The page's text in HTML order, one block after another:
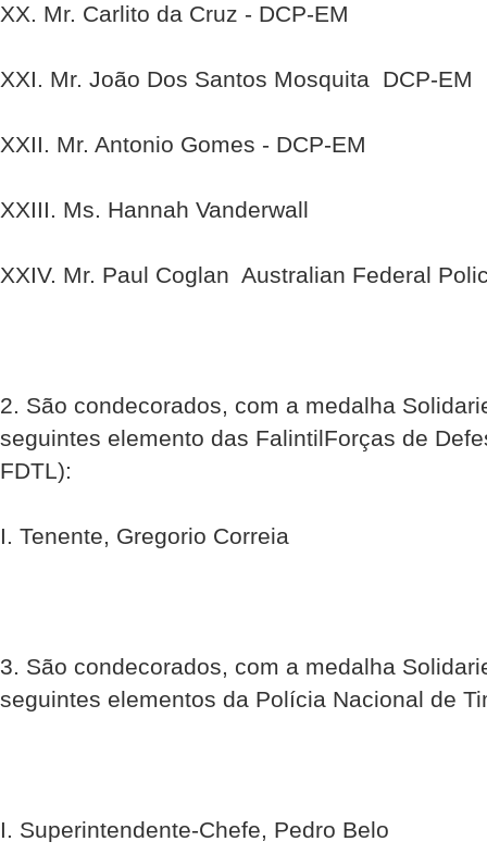
XX. Mr. Carlito da Cruz - DCP-EM
XXI. Mr. João Dos Santos Mosquita  DCP-EM
XXII. Mr. Antonio Gomes - DCP-EM
XXIII. Ms. Hannah Vanderwall
XXIV. Mr. Paul Coglan  Australian Federal
2. São condecorados, com a medalha
seguintes elemento das FalintilForças de
FDTL):
I. Tenente, Gregorio Correia
3. São condecorados, com a medalha
seguintes elementos da Polícia Nacional de
I. Superintendente-Chefe, Pedro Belo